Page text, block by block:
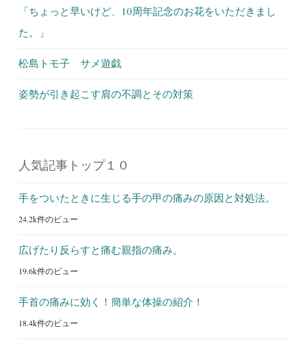
「ちょっと早いけど、10周年記念のお花をいただきまし
た。」
松島トモ子 サメ遊戯
姿勢が引き起こす肩の不調とその対策
人気記事トップ１０
手をついたときに生じる手の甲の痛みの原因と対処法。
24.2k件のビュー
広げたり反らすと痛む親指の痛み。
19.6k件のビュー
手首の痛みに効く！簡単な体操の紹介！
18.4k件のビュー